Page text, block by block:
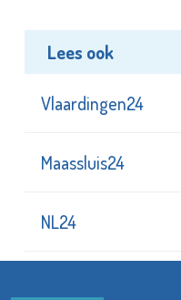
Lees ook
Vlaardingen24
Maassluis24
NL24